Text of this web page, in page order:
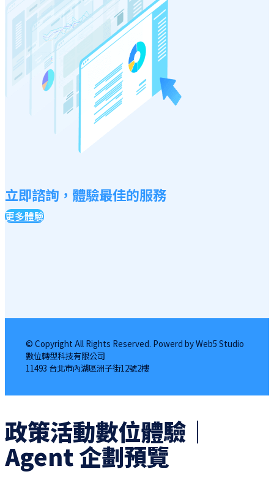
立即諮詢，體驗最佳的服務
更多體驗
© Copyright All Rights Reserved. Powerd by Web5 Studio
數位轉型科技有限公司
11493 台北市內湖區洲子街12號2樓
政策活動數位體驗｜
Agent 企劃預覽